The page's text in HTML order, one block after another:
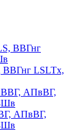
ВВГнг LSLTx,
АПвВГ,